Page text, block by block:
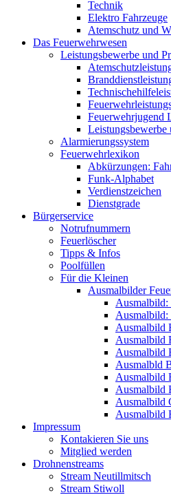
Technik
Elektro Fahrzeuge
Atemschutz und
Das Feuerwehrwesen
Leistungsbewerbe und
Feuerwehrjugend
Leistungsbewerbe
Alarmierungssystem
Feuerwehrlexikon
Abkürzungen:
Funk-Alphabet
Verdienstzeichen
Dienstgrade
Bürgerservice
Notrufnummern
Feuerlöscher
Tipps & Infos
Poolfüllen
Für die Kleinen
Ausmalbilder
Ausmalbild:
Ausmalbild:
Ausmalbild
Ausmalbild
Ausmalbild
Ausmalbld
Ausmalbild
Ausmalbild
Ausmalbild
Ausmalbild
Impressum
Kontakieren Sie uns
Mitglied werden
Drohnenstreams
Stream Neutillmitsch
Stream Stiwoll